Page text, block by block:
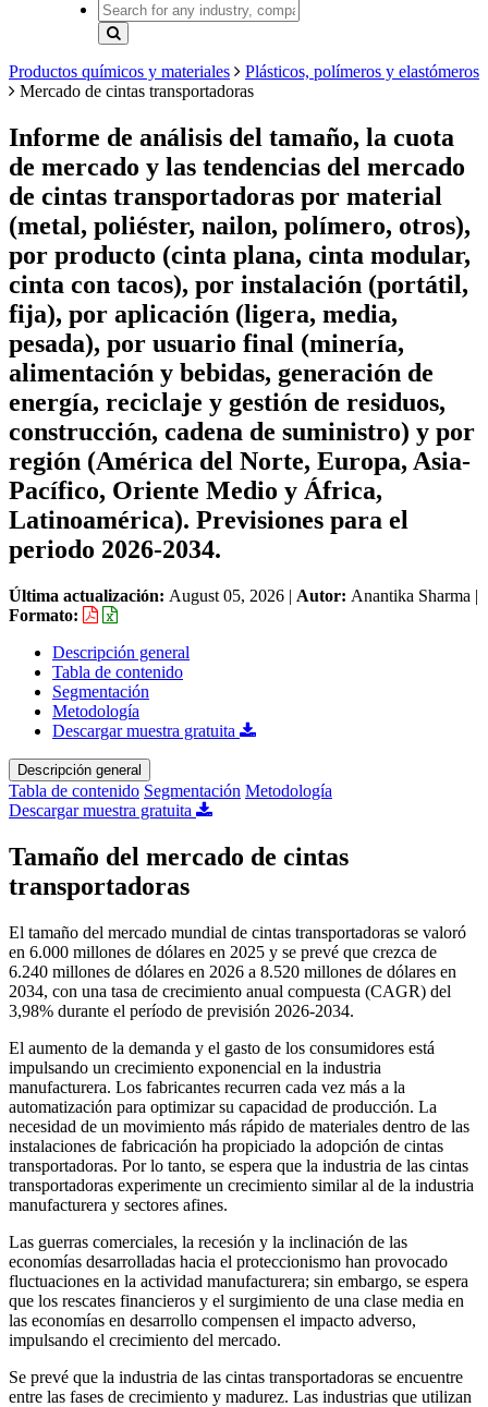
Productos químicos y materiales
Plásticos, polímeros y elastómeros
Mercado de cintas transportadoras
Informe de análisis del tamaño, la cuota
de mercado y las tendencias del mercado
de cintas transportadoras por material
(metal, poliéster, nailon, polímero, otros),
por producto (cinta plana, cinta modular,
cinta con tacos), por instalación (portátil,
fija), por aplicación (ligera, media,
pesada), por usuario final (minería,
alimentación y bebidas, generación de
energía, reciclaje y gestión de residuos,
construcción, cadena de suministro) y por
región (América del Norte, Europa, Asia-
Pacífico, Oriente Medio y África,
Latinoamérica). Previsiones para el
periodo 2026-2034.
Última actualización: August 05, 2026 | Autor: Anantika Sharma |
Formato:
Descripción general
Tabla de contenido
Segmentación
Metodología
Descargar muestra gratuita
Descripción general
Tabla de contenido Segmentación Metodología
Descargar muestra gratuita
Tamaño del mercado de cintas
transportadoras
El tamaño del mercado mundial de cintas transportadoras se valoró
en 6.000 millones de dólares en 2025 y se prevé que crezca de
6.240 millones de dólares en 2026 a 8.520 millones de dólares en
2034, con una tasa de crecimiento anual compuesta (CAGR) del
3,98% durante el período de previsión 2026-2034.
El aumento de la demanda y el gasto de los consumidores está
impulsando un crecimiento exponencial en la industria
manufacturera. Los fabricantes recurren cada vez más a la
automatización para optimizar su capacidad de producción. La
necesidad de un movimiento más rápido de materiales dentro de las
instalaciones de fabricación ha propiciado la adopción de cintas
transportadoras. Por lo tanto, se espera que la industria de las cintas
transportadoras experimente un crecimiento similar al de la industria
manufacturera y sectores afines.
Las guerras comerciales, la recesión y la inclinación de las
economías desarrolladas hacia el proteccionismo han provocado
fluctuaciones en la actividad manufacturera; sin embargo, se espera
que los rescates financieros y el surgimiento de una clase media en
las economías en desarrollo compensen el impacto adverso,
impulsando el crecimiento del mercado.
Se prevé que la industria de las cintas transportadoras se encuentre
entre las fases de crecimiento y madurez. Las industrias que utilizan